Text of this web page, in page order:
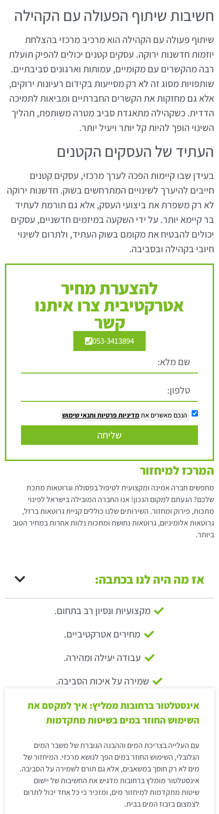
חשיבות שיתוף הפעולה עם הקהילה
שיתוף פעולה עם הקהילה הוא מרכיב מרכזי בהצלחת
יוזמות חדשנות ירוקה. עסקים קטנים יכולים להפיק תועלת
רבה מהקשרים עם מקומיים, עמותות וארגונים סביבתיים.
שותפויות מסוג זה לא רק מסייעות בקידום רעיונות ירוקים,
אלא גם מחזקות את הקשרים החברתיים ומביאות לתמיכה
הדדית. כשקהילה מתאגדת סביב מטרה משותפת, תהליך
השינוי הופך להיות קל יותר ויעיל יותר.
העתיד של העסקים הקטנים
בעידן שבו קיימות הפכה לערך מרכזי, עסקים קטנים
חייבים להיערך לשינויים המתרחשים בשוק. חדשנות ירוקה
לא רק משפרת את ביצועי העסק, אלא גם תורמת לעתיד
בר קיימא יותר. על ידי השקעה במיזמים חדשניים, עסקים
יכולים להבטיח את מקומם בשוק העתיד, ולתרום לשינוי
חיובי בקהילה ובסביבה.
להצערת מחיר
אטרקטיבית צרו איתנו
קשר
053-3413894
הנכם מאשרים אתמדיניות פרטיות ותנאי שימוש
שליחה
המרכז למיחזור
מחפשים חברה אמינה ומקצועית לטיפול בפסולת וגרוטאות מתכת
שלכם? הגעתם למקום הנכון! אנו החברה המובילה בישראל לפינוי
מתכות, פירוק ומחזור. השירותים שלנו כוללים קניית גרוטאות ברזל,
גרוטאות אלומיניום, גרוטאות נחושת ומתכות נלוות אחרות במחיר הטוב
ביותר.
אז מה היה לנו בכתבה:
מקצועיות ונסיון רב בתחום.
מחירים אטרקטיביים.
עבודה יעילה ומהירה.
שמירה על איכות הסביבה.
אינסטלטור ברחובות ממליץ: איך למקסם את
השימוש החוזר במים בשיטות מתקדמות
עם העלייה בצריכת המים וההבנה הגוברת של משבר המים
הגלובלי, השימוש החוזר במים הפך לנושא מרכזי. המיחזור של
מים לא רק חוסך במשאבים, אלא גם תורם לשמירה על הסביבה.
אינסטלטור מומלץ ברחובות מדגיש את החשיבות של יישום
שיטות מתקדמות למיחזור מים, ומזכיר כי כל אחד יכול לתרום
לצמצום בזבוז המים בבית.